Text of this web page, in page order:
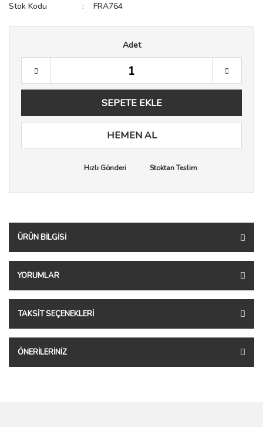
Stok Kodu
FRA764
Adet
SEPETE EKLE
HEMEN AL
Hızlı Gönderi Stoktan Teslim
ÜRÜN BILGISI
YORUMLAR
TAKSIT SEÇENEKLERI
ÖNERILERINIZ